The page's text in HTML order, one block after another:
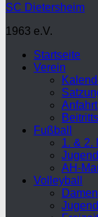
SC Dietersheim
1963 e.V.
Startseite
Verein
Anfahrt
Fußball
1. & 2.
AH-
Volleyball
Damen
Jugend